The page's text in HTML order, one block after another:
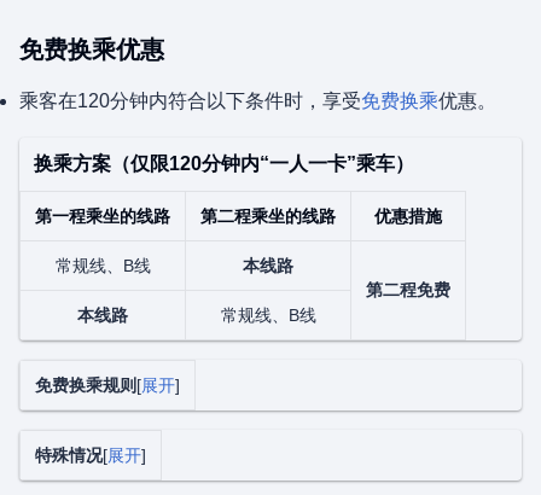
免费换乘优惠
乘客在120分钟内符合以下条件时，享受免费换乘优惠。
换乘方案（仅限120分钟内“一人一卡”乘车）
第一程乘坐的线路 第二程乘坐的线路 优惠措施
常规线、B线
本线路
第二程免费
本线路
常规线、B线
展开
免费换乘规则
展开
特殊情况